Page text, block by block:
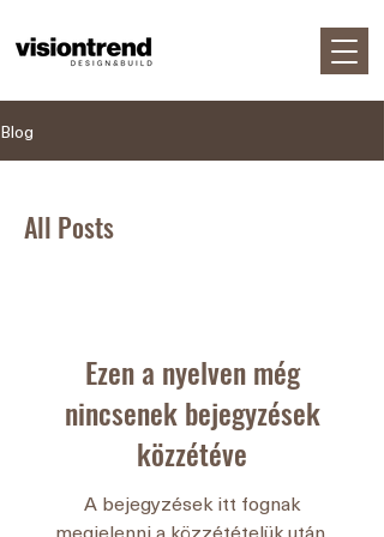
Blog
All Posts
Ezen a nyelven még
nincsenek bejegyzések
közzétéve
A bejegyzések itt fognak
megjelenni a közzétételük után.